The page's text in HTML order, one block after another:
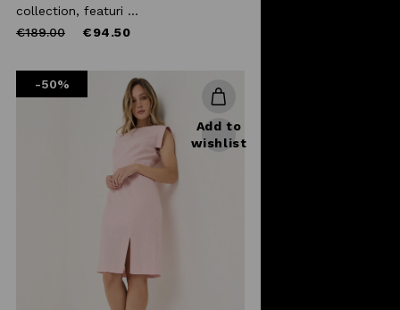
collection, featuri ...
Price
€189.00to €94.50
-50%
Add to
wishlist